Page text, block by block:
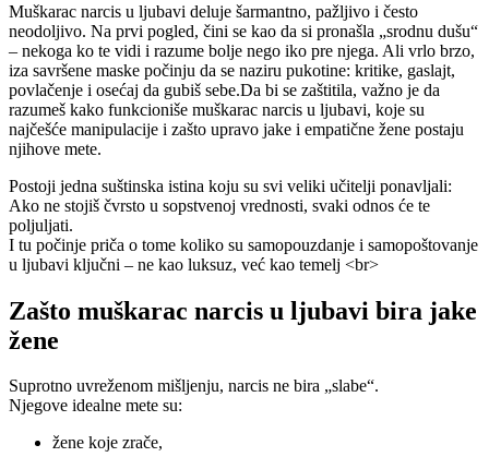
Muškarac narcis u ljubavi deluje šarmantno, pažljivo i često
neodoljivo. Na prvi pogled, čini se kao da si pronašla „srodnu dušu“
– nekoga ko te vidi i razume bolje nego iko pre njega. Ali vrlo brzo,
iza savršene maske počinju da se naziru pukotine: kritike, gaslajt,
povlačenje i osećaj da gubiš sebe.Da bi se zaštitila, važno je da
razumeš kako funkcioniše muškarac narcis u ljubavi, koje su
najčešće manipulacije i zašto upravo jake i empatične žene postaju
njihove mete.
Postoji jedna suštinska istina koju su svi veliki učitelji ponavljali:
Ako ne stojiš čvrsto u sopstvenoj vrednosti, svaki odnos će te
poljuljati.
I tu počinje priča o tome koliko su samopouzdanje i samopoštovanje
u ljubavi ključni – ne kao luksuz, već kao temelj <br>
Zašto muškarac narcis u ljubavi bira jake
žene
Suprotno uvreženom mišljenju, narcis ne bira „slabe“.
Njegove idealne mete su:
žene koje zrače,